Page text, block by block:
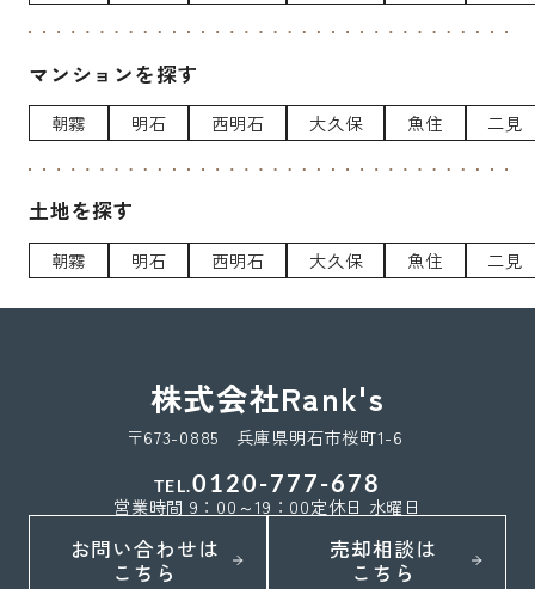
マンションを探す
朝霧 明石 西明石 大久保 魚住 二見
土地を探す
朝霧 明石 西明石 大久保 魚住 二見
株式会社Rank's
〒673-0885 兵庫県明石市桜町1-6
TEL.0120-777-678
営業時間 9：00～19：00定休日 水曜日
お問い合わせは
こちら
売却相談は
こちら